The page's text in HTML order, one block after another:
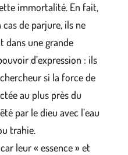
immortalité. En fait,
de parjure, ils ne
dans une grande
d’expression : ils
si la force de
au plus près du
par le dieu avec l’eau
trahie.
leur « essence » et